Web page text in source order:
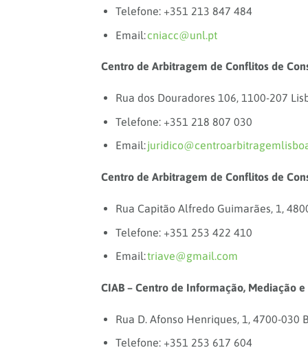
Telefone: +351 213 847 484
Email:cniacc@unl.pt
Centro de Arbitragem de Conflitos de
Rua dos Douradores 106, 1100-207
Telefone: +351 218 807 030
Email:
Centro de Arbitragem de Conflitos de
Rua Capitão Alfredo Guimarães, 1,
Telefone: +351 253 422 410
Email:triave@gmail.com
CIAB – Centro de Informação, Mediação
Rua D. Afonso Henriques, 1, 4700-030
Telefone: +351 253 617 604